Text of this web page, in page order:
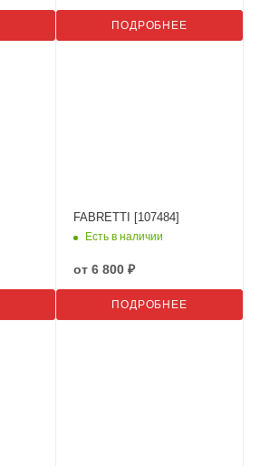
ПОДРОБНЕЕ
FABRETTI [107484]
Есть в наличии
от 6 800 ₽
ПОДРОБНЕЕ